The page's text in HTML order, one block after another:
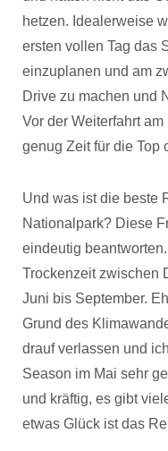
hetzen. Idealerweise
ersten vollen Tag das
einzuplanen und am
Drive zu machen und
Vor der Weiterfahrt
genug Zeit für die Top
Und was ist die beste
Nationalpark? Diese
eindeutig
Trockenzeit zwischen
Juni bis September.
Grund des
drauf verlassen und
Season im Mai sehr
und kräftig, es gibt
etwas Glück ist das